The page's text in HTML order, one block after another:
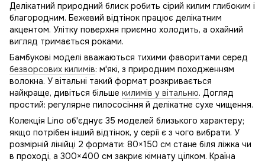
Делікатний природний блиск робить сірий килим глибоким і
благородним. Бежевий відтінок працює делікатним
акцентом. Улітку поверхня приємно холодить, а охайний
вигляд тримається роками.
Бамбукові моделі вважаються тихими фаворитами серед
безворсових килимів: м'які, з природним походженням
волокна. У вітальні такий формат розкривається
найкраще, дивіться більше килимів у вітальню. Догляд
простий: регулярне пилососіння й делікатне сухе чищення.
Колекція Lino об'єднує 35 моделей близького характеру;
якщо потрібен інший відтінок, у серії є з чого вибрати. У
розмірній лінійці 2 формати: 80×150 см стане біля ліжка чи
в проході, а 300×400 см закриє кімнату цілком. Країна